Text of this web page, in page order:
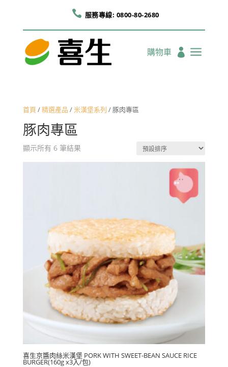
 服務專線: 0800-80-2680
購物車  a
首頁 /精選產品 /米漢堡系列 / 豚肉專區
豚肉專區
顯示所有 6 筆結果
喜生京醬肉絲米漢堡 PORK WITH SWEET-BEAN SAUCE RICE
BURGER(160g x3入/包)